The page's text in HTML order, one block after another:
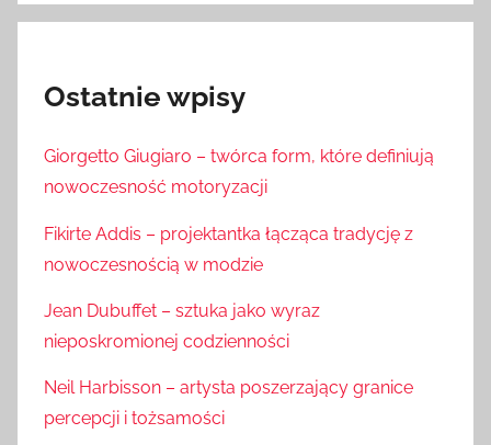
Ostatnie wpisy
Giorgetto Giugiaro – twórca form, które definiują
nowoczesność motoryzacji
Fikirte Addis – projektantka łącząca tradycję z
nowoczesnością w modzie
Jean Dubuffet – sztuka jako wyraz
nieposkromionej codzienności
Neil Harbisson – artysta poszerzający granice
percepcji i tożsamości